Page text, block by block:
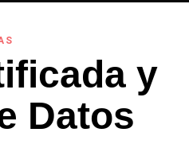
y
Datos